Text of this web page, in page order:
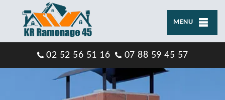
MENU
02 52 56 51 16 07 88 59 45 57